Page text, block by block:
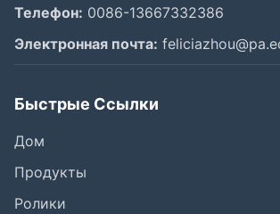
Телефон: 0086-13667332386
Электронная почта:
Быстрые Ссылки
Дом
Продукты
Ролики